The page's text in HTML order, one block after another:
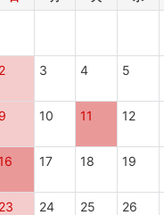
3 4 5
10 11 12
17 18 19
24 25 26